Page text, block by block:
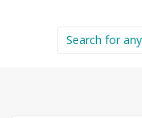
Search
for: